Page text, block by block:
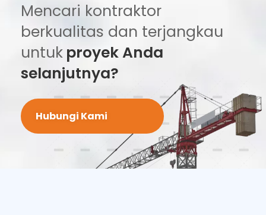
Mencari kontraktor
berkualitas dan terjangkau
untuk proyek Anda
selanjutnya?
Hubungi Kami